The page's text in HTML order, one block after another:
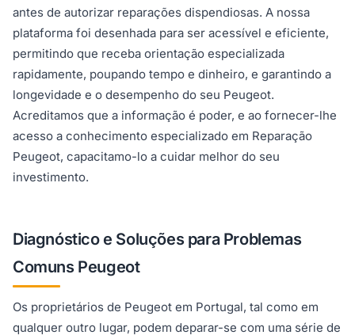
antes de autorizar reparações dispendiosas. A nossa
plataforma foi desenhada para ser acessível e eficiente,
permitindo que receba orientação especializada
rapidamente, poupando tempo e dinheiro, e garantindo a
longevidade e o desempenho do seu Peugeot.
Acreditamos que a informação é poder, e ao fornecer-lhe
acesso a conhecimento especializado em Reparação
Peugeot, capacitamo-lo a cuidar melhor do seu
investimento.
Diagnóstico e Soluções para Problemas
Comuns Peugeot
Os proprietários de Peugeot em Portugal, tal como em
qualquer outro lugar, podem deparar-se com uma série de